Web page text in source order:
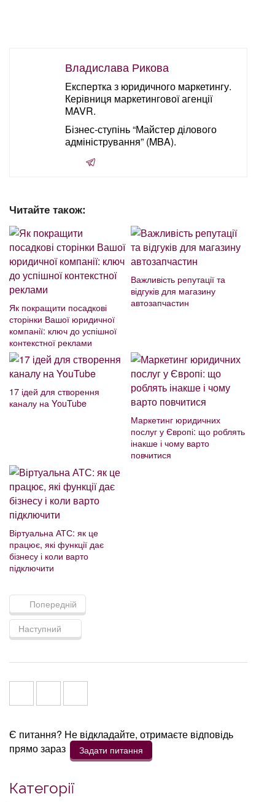
Владислава Рикова
Експертка з юридичного маркетингу.
Керівниця маркетингової агенції
MAVR.
Бізнес-ступінь “Майстер ділового
адміністрування” (MBA).
Читайте також:
Як покращити посадкові
сторінки Вашої юридичної
компанії: ключ до успішної
контекстної реклами
Важливість репутації та
відгуків для магазину
автозапчастин
17 ідей для створення
каналу на YouTube
Маркетинг юридичних
послуг у Європі: що роблять
інакше і чому варто
повчитися
Віртуальна АТС: як це
працює, які функції дає
бізнесу і коли варто
підключити
Попередній
Наступний
Є питання? Не відкладайте, отримаєте відповідь
прямо зараз
Задати питання
Категорії